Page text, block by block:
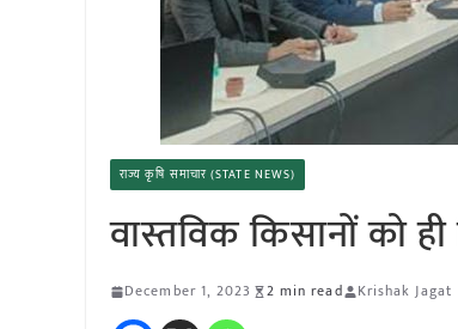
राज्य कृषि समाचार (STATE NEWS)
वास्तविक किसानों को
December 1, 2023 2 min read Krishak Jagat